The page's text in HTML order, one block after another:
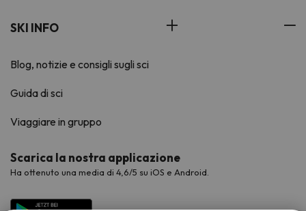
SKI INFO
Blog, notizie e consigli sugli sci
Guida di sci
Viaggiare in gruppo
Scarica la nostra applicazione
Ha ottenuto una media di 4,6/5 su iOS e Android.